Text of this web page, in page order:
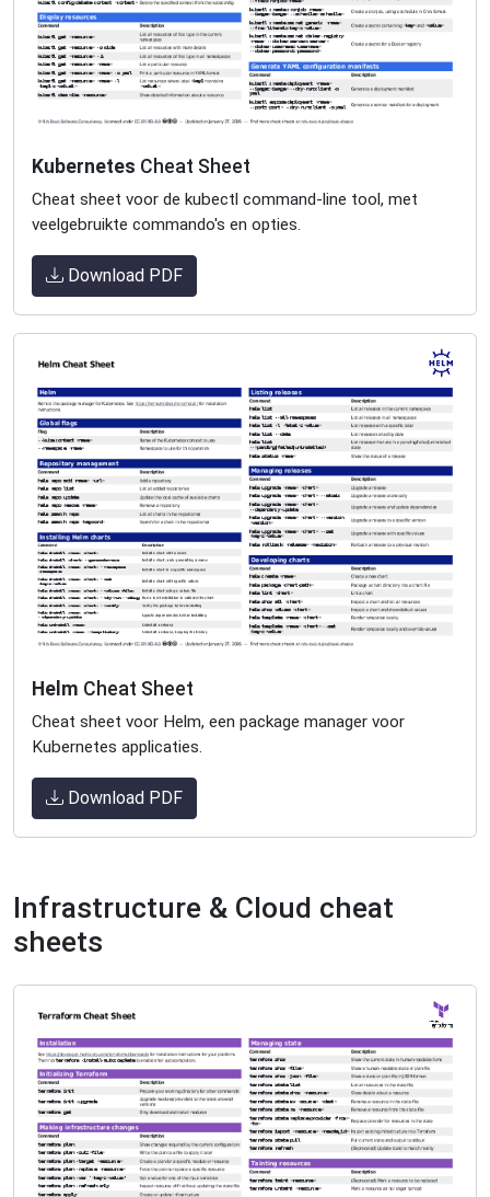
Kubernetes Cheat Sheet
Cheat sheet voor de kubectl command-line tool, met
veelgebruikte commando's en opties.
Download PDF
Helm Cheat Sheet
Cheat sheet voor Helm, een package manager voor
Kubernetes applicaties.
Download PDF
Infrastructure & Cloud cheat
sheets